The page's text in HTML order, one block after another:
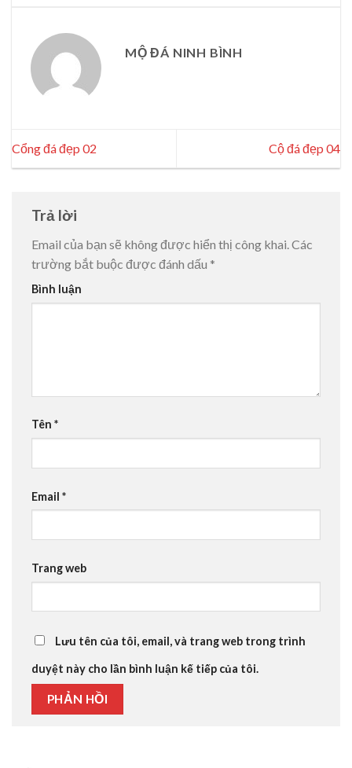
MỘ ĐÁ NINH BÌNH
Cổng đá đẹp 02 Cộ đá đẹp 04
Trả lời
Email của bạn sẽ không được hiển thị công khai.Các
trường bắt buộc được đánh dấu *
Bình luận
Tên *
Email *
Trang web
Lưu tên của tôi, email, và trang web trong trình
duyệt này cho lần bình luận kế tiếp của tôi.